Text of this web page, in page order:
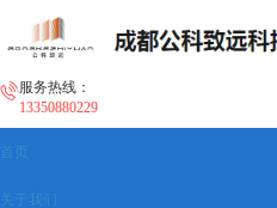
服务热线：
13350880229
首页
关于我们